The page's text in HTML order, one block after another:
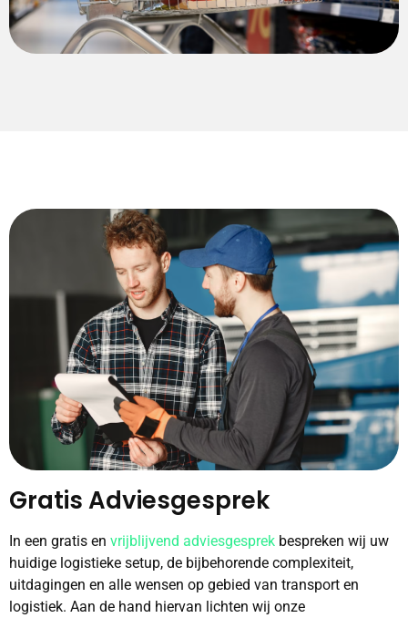
Gratis Adviesgesprek
In een gratis en vrijblijvend adviesgesprek bespreken wij uw
huidige logistieke setup, de bijbehorende complexiteit,
uitdagingen en alle wensen op gebied van transport en
logistiek. Aan de hand hiervan lichten wij onze